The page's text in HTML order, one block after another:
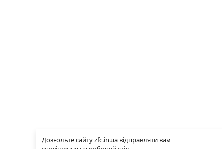
Дозвольте сайту zfc.in.ua відправляти вам